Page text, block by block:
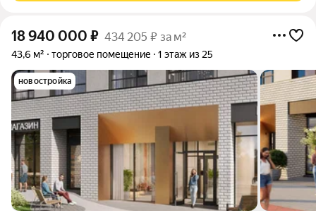
18 940 000 ₽ 434 205 ₽ за м²
43,6 м² торговое помещение 1 этаж из 25
новостройка